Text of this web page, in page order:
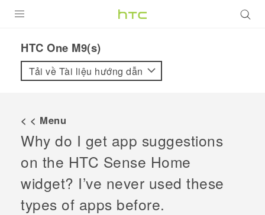
VIVE
VIVERSE
ỨNG DỤNG
HỖ TRỢ
HTC One M9(s)‎
Tải về Tài liệu hướng dẫn
< < Menu
Why do I get app suggestions
on the HTC Sense Home
widget? I’ve never used these
types of apps before.